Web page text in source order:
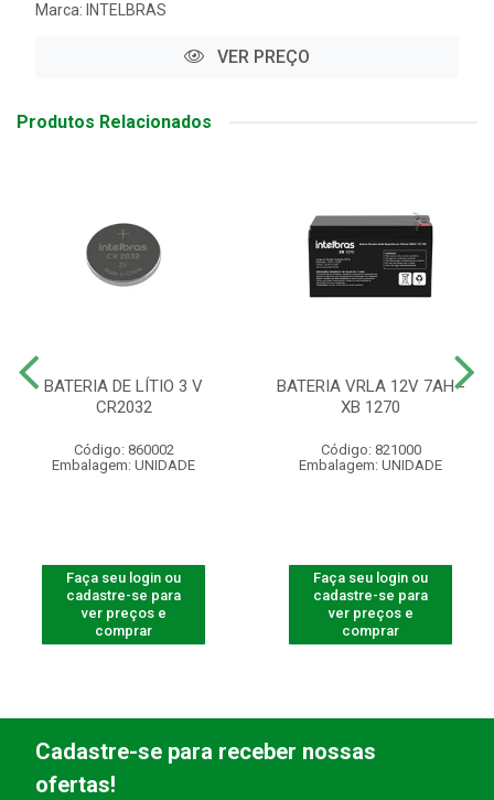
Marca: INTELBRAS
VER PREÇO
Produtos Relacionados
BATERIA DE LÍTIO 3 V
CR2032
Código: 860002
Embalagem: UNIDADE
Faça seu login ou
cadastre-se para
ver preços e
comprar
BATERIA VRLA 12V 7AH -
XB 1270
Código: 821000
Embalagem: UNIDADE
Faça seu login ou
cadastre-se para
ver preços e
comprar
Cadastre-se para receber nossas
ofertas!